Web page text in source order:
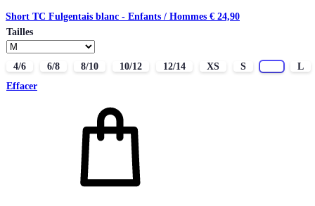
Short TC Fulgentais blanc - Enfants / Hommes € 24,90
Tailles
4/6 6/8 8/10 10/12 12/14 XS S
L
Effacer